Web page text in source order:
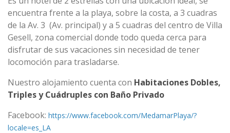
encuentra frente a la playa, sobre la costa, a 3 cuadras
de la Av. 3 (Av. principal) y a 5 cuadras del centro de Villa
Gesell, zona comercial donde todo queda cerca para
disfrutar de sus vacaciones sin necesidad de tener
locomoción para trasladarse.
Nuestro alojamiento cuenta con Habitaciones Dobles,
Triples y Cuádruples con Baño Privado
Facebook: https://www.facebook.com/MedamarPlaya/?
locale=es_LA